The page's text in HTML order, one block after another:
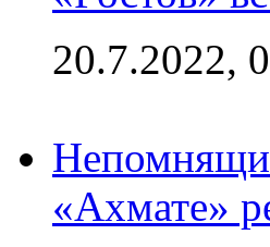
20.7.2022,
«Ахмате»